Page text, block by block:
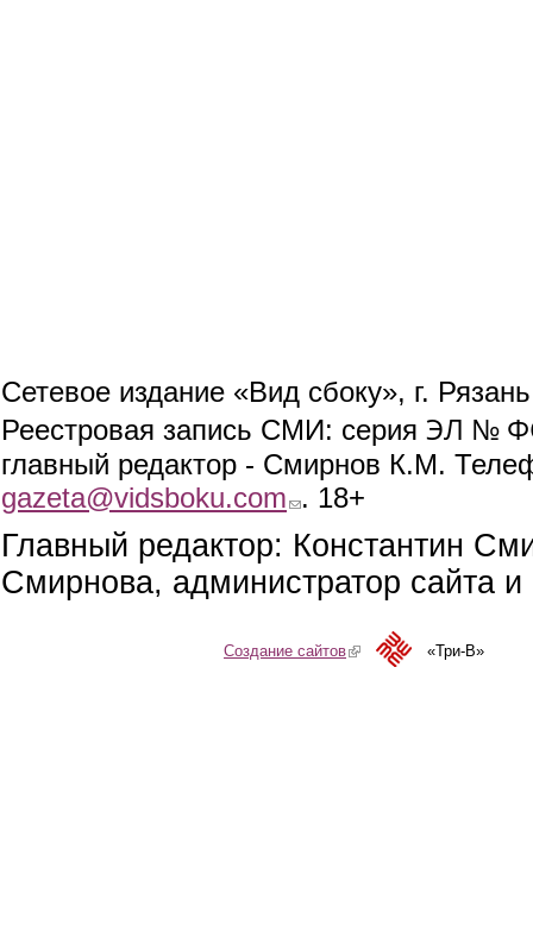
Сетевое издание «Вид сбоку», г.
Реестровая запись СМИ: серия ЭЛ №
главный редактор - Смирнов К.М.
gazeta@vidsboku.com (link sends e-mail)
. 18+
Главный редактор: Константин
Смирнова, администратор сайта
Создание сайтов(link is external)«Три-В»